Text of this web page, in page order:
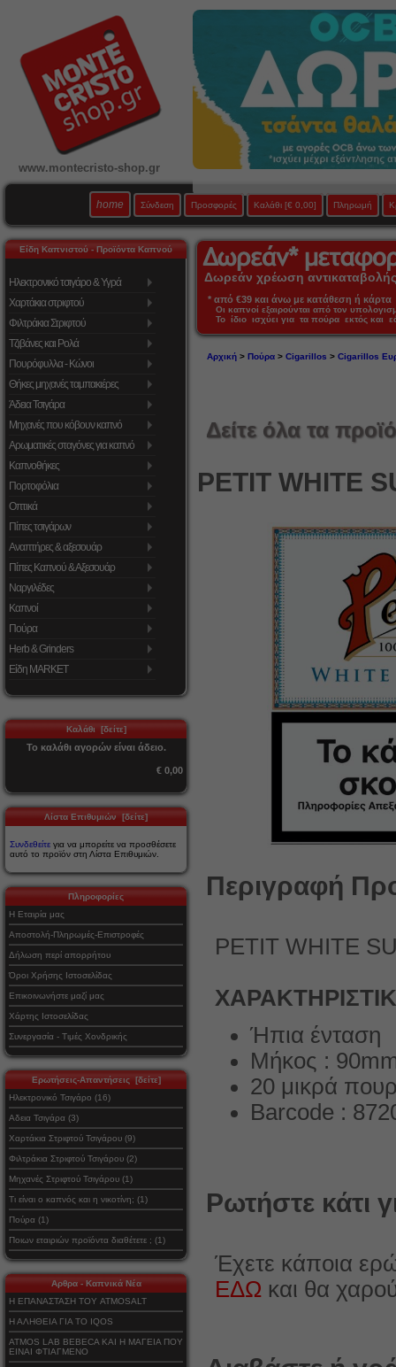
www.montecristo-shop.gr
home Σύνδεση Προσφορές Καλάθι [€ 0,00] Πληρωμή
Είδη Καπνιστού - Προϊόντα Καπνού
Ηλεκτρονικό τσιγάρο & Υγρά
Χαρτάκια στριφτού
Φιλτράκια Στριφτού
Τζιβάνες και Ρολά
Πουρόφυλλα - Κώνοι
Θήκες μηχανές ταμπακιέρες
Άδεια Τσιγάρα
Μηχανές που κόβουν καπνό
Αρωματικές σταγόνες για καπνό
Καπνοθήκες
Πορτοφόλια
Οπτικά
Πίπες τσιγάρων
Αναπτήρες & αξεσουάρ
Πίπες Καπνού & Αξεσουάρ
Ναργιλέδες
Καπνοί
Πούρα
Herb & Grinders
Είδη MARKET
Καλάθι [δείτε]
Το καλάθι αγορών είναι άδειο.
€ 0,00
Λίστα Επιθυμιών [δείτε]
Συνδεθείτε για να μπορείτε να προσθέσετε
αυτό το προϊόν στη Λίστα Επιθυμιών.
Πληροφορίες
Η Εταιρία μας
Αποστολή-Πληρωμές-Επιστροφές
Δήλωση περί απορρήτου
Όροι Χρήσης Ιστοσελίδας
Επικοινωνήστε μαζί μας
Χάρτης Ιστοσελίδας
Συνεργασία - Τιμές Χονδρικής
Ερωτήσεις-Απαντήσεις [δείτε]
Ηλεκτρονικό Τσιγάρο (16)
Αδεια Τσιγάρα (3)
Χαρτάκια Στριφτού Τσιγάρου (9)
Φιλτράκια Στριφτού Τσιγάρου (2)
Μηχανές Στριφτού Τσιγάρου (1)
Τι είναι ο καπνός και η νικοτίνη; (1)
Πούρα (1)
Ποιων εταιριών προϊόντα διαθέτετε ; (1)
Αρθρα - Καπνικά Νέα
Η ΕΠΑΝΑΣΤΑΣΗ ΤΟΥ ATMOSALT
Η ΑΛΗΘΕΙΑ ΓΙΑ ΤΟ IQOS
ATMOS LAB BEBECA ΚΑΙ Η ΜΑΓΕΙΑ ΠΟΥ
ΕΙΝΑΙ ΦΤΙΑΓΜΕΝΟ
Δωρεάν χρέωση
* από €39 και άνω με κατάθεση ή
Οι καπνοί εξαιρούνται από τον
Το ίδιο ισχύει για τα πούρα εκτός και
Αρχική> Πούρα> Cigarillos > Cigarillos
Δείτε όλα τα
PETIT WHITE
Περιγραφή
PETIT WHITE
Ήπια ένταση
Μήκος :
20 μικρά
Barcode :
Ρωτήστε κάτι
Έχετε κάποια
ΕΔΩ και θα